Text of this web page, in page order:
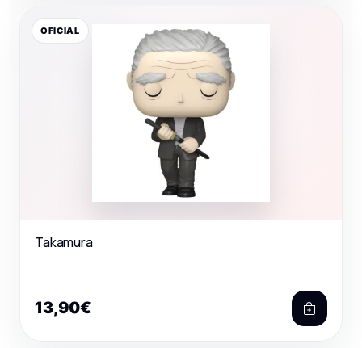
OFICIAL
Takamura
13,90€